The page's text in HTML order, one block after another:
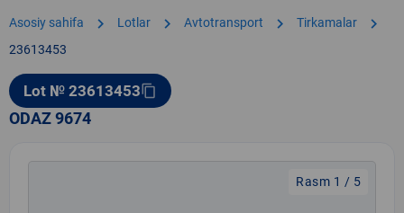
Asosiy sahifa chevron_right Lotlar chevron_right Avtotransport chevron_right Tirkamalar chevron_right
23613453
Lot № 23613453content_copy
ODAZ 9674
Rasm 1 / 5